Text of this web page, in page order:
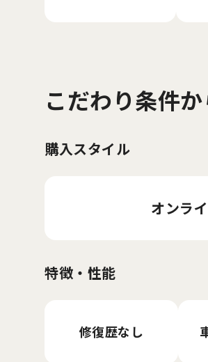
こだわり条件
購入スタイル
オンラ
特徴・性能
修復歴なし